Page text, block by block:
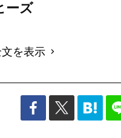
ーズ
を表示